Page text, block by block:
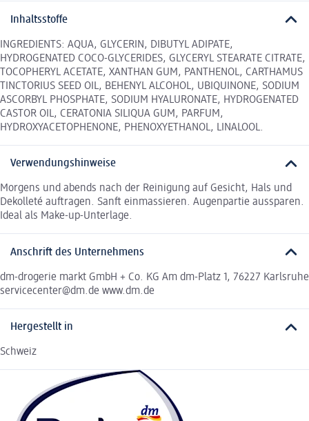
Inhaltsstoffe
INGREDIENTS: AQUA, GLYCERIN, DIBUTYL ADIPATE,
HYDROGENATED COCO-GLYCERIDES, GLYCERYL STEARATE CITRATE,
TOCOPHERYL ACETATE, XANTHAN GUM, PANTHENOL, CARTHAMUS
TINCTORIUS SEED OIL, BEHENYL ALCOHOL, UBIQUINONE, SODIUM
ASCORBYL PHOSPHATE, SODIUM HYALURONATE, HYDROGENATED
CASTOR OIL, CERATONIA SILIQUA GUM, PARFUM,
HYDROXYACETOPHENONE, PHENOXYETHANOL, LINALOOL.
Verwendungshinweise
Morgens und abends nach der Reinigung auf Gesicht, Hals und
Dekolleté auftragen. Sanft einmassieren. Augenpartie aussparen.
Ideal als Make-up-Unterlage.
Anschrift des Unternehmens
dm-drogerie markt GmbH + Co. KG Am dm-Platz 1, 76227 Karlsruhe
servicecenter@dm.de www.dm.de
Hergestellt in
Schweiz